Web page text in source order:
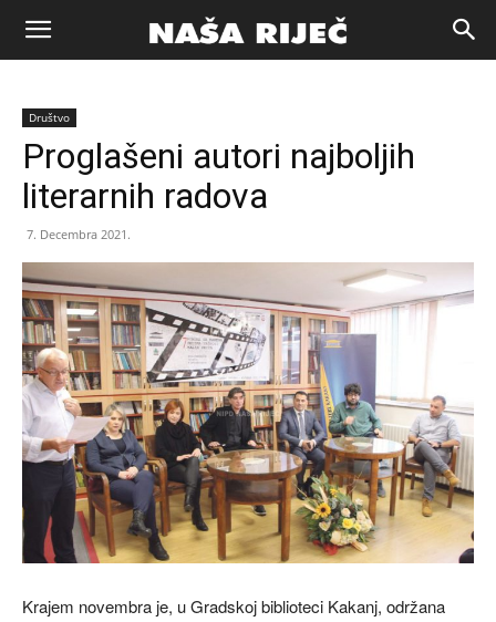
Naša
riječ
Društvo
Proglašeni autori najboljih
literarnih radova
7. Decembra 2021.
Krajem novembra je, u Gradskoj biblioteci Kakanj, održana